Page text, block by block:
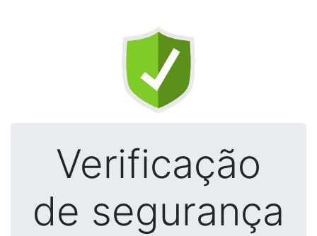
Verificação
de segurança